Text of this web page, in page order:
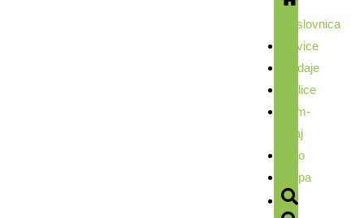
Naslovnica
Novice
Oddaje
Malice
Kam-
kdaj
Foto
Ekipa